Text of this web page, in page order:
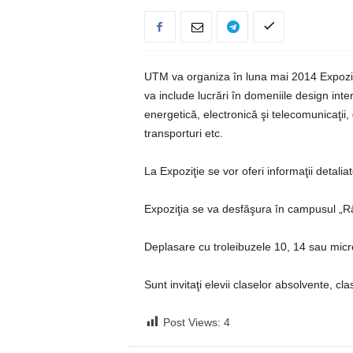
UTM va organiza în luna mai 2014
va include lucrări în domeniile design
energetică, electronică şi
transporturi etc.
La Expoziţie se vor oferi informaţii
Expoziţia se va desfăşura în campusul
Deplasare cu troleibuzele 10, 14 sau
Sunt invitaţi elevii claselor absolvente,
Post Views: 4